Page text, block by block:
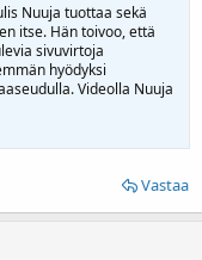
Nuuja tuottaa sekä
itse. Hän toivoo, että
sivuvirtoja
hyödyksi
Videolla Nuuja
Vastaa